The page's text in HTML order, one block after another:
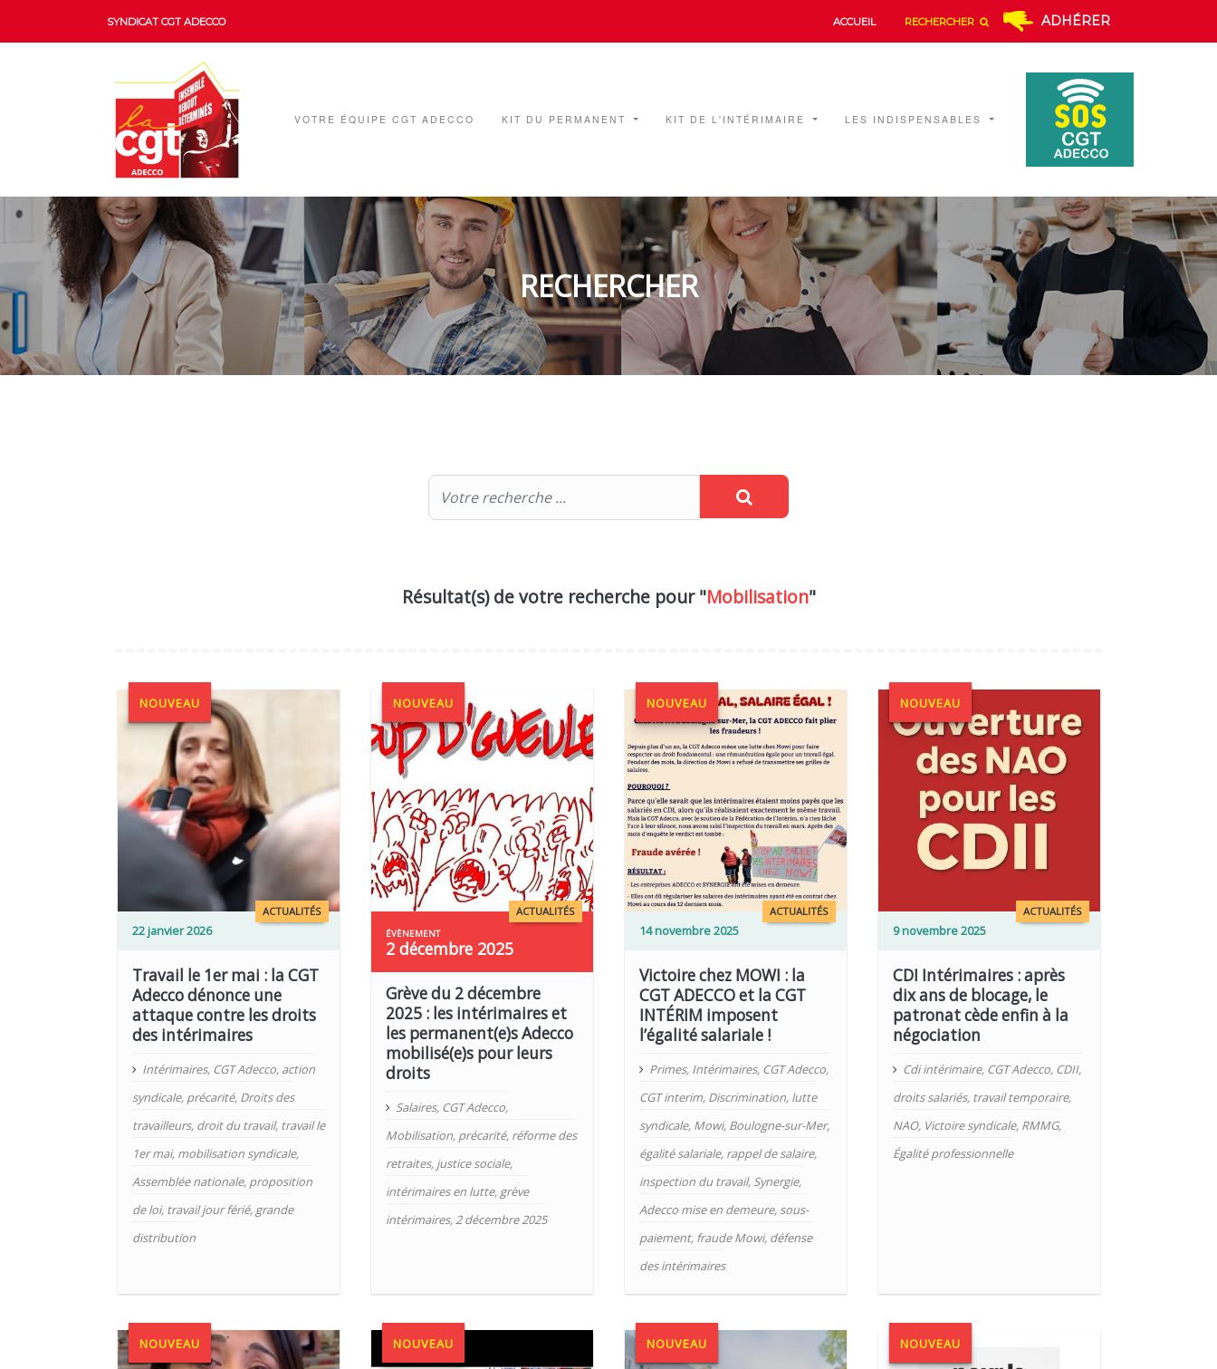
SYNDICAT CGT ADECCO ACCUEIL RECHERCHER ADHÉRER
VOTRE ÉQUIPE CGT ADECCO KIT DU PERMANENT KIT DE L'INTÉRIMAIRE LES INDISPENSABLES
RECHERCHER
Résultat(s) de votre recherche pour "Mobilisation"
NOUVEAU
ACTUALITÉS
22 janvier 2026
Travail le 1er mai : la CGT
Adecco dénonce une
attaque contre les droits
des intérimaires
Intérimaires, CGT Adecco, action
syndicale, précarité, Droits des
travailleurs, droit du travail, travail le
1er mai, mobilisation syndicale,
Assemblée nationale, proposition
de loi, travail jour férié, grande
distribution
NOUVEAU
ACTUALITÉS
2 décembre 2025
Grève du 2 décembre
2025 : les intérimaires et
les permanent(e)s Adecco
mobilisé(e)s pour leurs
droits
Salaires, CGT Adecco,
Mobilisation, précarité, réforme des
retraites, justice sociale,
intérimaires en lutte, grève
intérimaires,2 décembre 2025
LIRE PLUS
NOUVEAU
ACTUALITÉS
14 novembre 2025
Victoire chez MOWI : la
CGT ADECCO et la CGT
INTÉRIM imposent
l’égalité salariale !
Primes, Intérimaires, CGT Adecco,
CGT interim, Discrimination, lutte
syndicale, Mowi, Boulogne-sur-Mer,
égalité salariale, rappel de salaire,
inspection du travail, Synergie,
Adecco mise en demeure, sous-
paiement, fraude Mowi, défense
des intérimaires
LIRE PLUS
NOUVEAU
ACTUALITÉS
9 novembre 2025
CDI Intérimaires : après
dix ans de blocage, le
patronat cède enfin à la
négociation
Cdi intérimaire, CGT Adecco, CDII,
droits salariés, travail temporaire,
NAO, Victoire syndicale, RMMG,
Égalité professionnelle
NOUVEAU NOUVEAU NOUVEAU NOUVEAU